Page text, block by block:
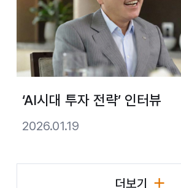
‘AI시대 투자 전략’ 인터뷰
2026.01.19
더보기